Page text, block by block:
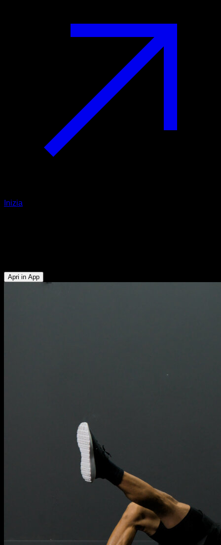
Inizia
Apri in App